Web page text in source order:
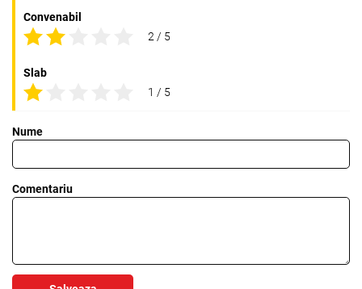
Convenabil
2 / 5
Slab
1 / 5
Nume
Comentariu